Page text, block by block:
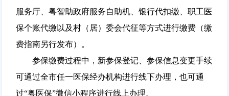
服务厅、粤智助政府服务自助机、银行代扣缴、职工医
保个账代缴以及村（居）委会代征等方式进行缴费（缴
费指南另行发布）。
参保缴费过程中，新参保登记、参保信息变更手续
可通过全市任一医保经办机构进行线下办理，也可通
过“粤医保”微信小程序进行线上办理。